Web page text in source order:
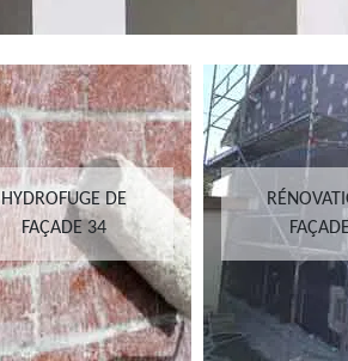
HYDROFUGE DE
FAÇADE 34